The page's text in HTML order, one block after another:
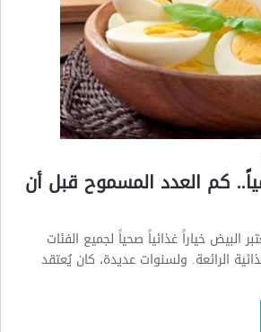
كم العدد المسموح قبل أن
البيض خياراً غذائياً صحياً لجميع الفئات
الرائعة. ولسنوات عديدة، كان يُعتقد